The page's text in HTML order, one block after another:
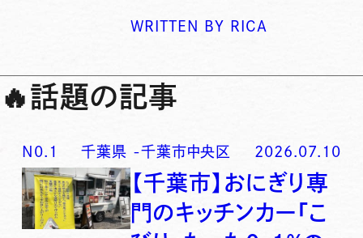
WRITTEN BY RICA
🔥話題の記事
N0. 1 千葉県 -千葉市中央区 2026.07.10
【千葉市】おにぎり専
門のキッチンカー「こ